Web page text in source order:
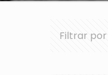
Filtrar por